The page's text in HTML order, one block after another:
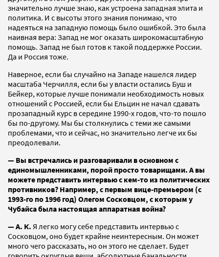
значительно лучше знаю, как устроена западная элита и
политика. И с высоты этого знания понимаю, что
надеяться на западную помощь было ошибкой. Это была
наивная вера: Запад не мог оказать широкомасштабную
помощь. Запад не был готов к такой поддержке России.
Да и Россия тоже.
Наверное, если бы случайно на Западе нашелся лидер
масштаба Черчилля, если бы у власти остались Буш и
Бейкер, которые лучше понимали необходимость новых
отношений с Россией, если бы Ельцин не начал сдавать
прозападный курс в середине 1990-х годов, что-то пошло
бы по-другому. Мы бы столкнулись с теми же самыми
проблемами, что и сейчас, но значительно легче их бы
преодолевали.
— Вы встречались и разговаривали в основном с
единомышленниками, порой просто товарищами. А вы
можете представить интервью с кем-то из политических
противников? Например, с первым вице-премьером (с
1993-го по 1996 год) Олегом Сосковцом, с которым у
Чубайса была настоящая аппаратная война?
— А. К. Я легко могу себе представить интервью с
Сосковцом, оно будет крайне неинтересным. Он может
много чего рассказать, но он этого не сделает. Будет